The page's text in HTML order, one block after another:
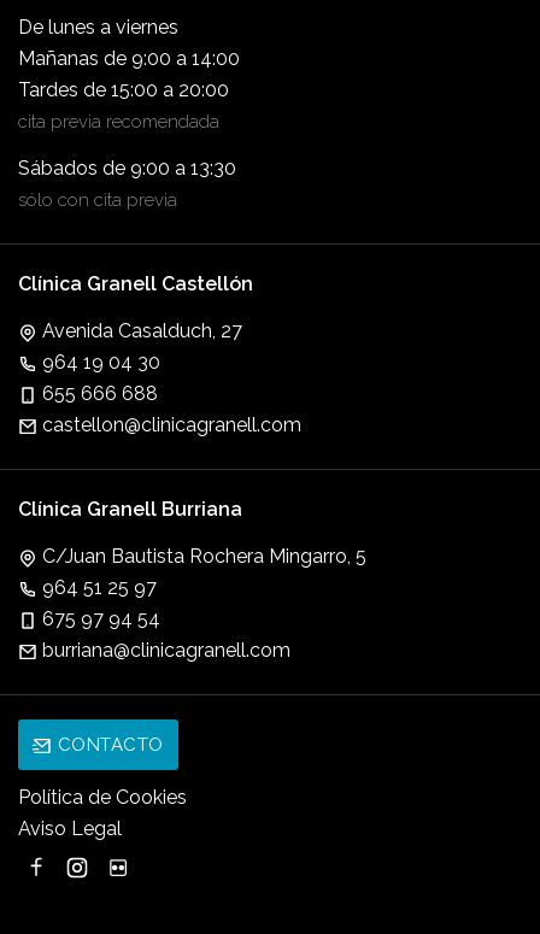
De lunes a viernes
Mañanas de 9:00 a 14:00
Tardes de 15:00 a 20:00
cita previa recomendada
Sábados de 9:00 a 13:30
sólo con cita previa
Clínica Granell Castellón
Avenida Casalduch, 27
964 19 04 30
655 666 688
castellon@clinicagranell.com
Clínica Granell Burriana
C/Juan Bautista Rochera Mingarro, 5
964 51 25 97
675 97 94 54
burriana@clinicagranell.com
CONTACTO
Política de Cookies
Aviso Legal